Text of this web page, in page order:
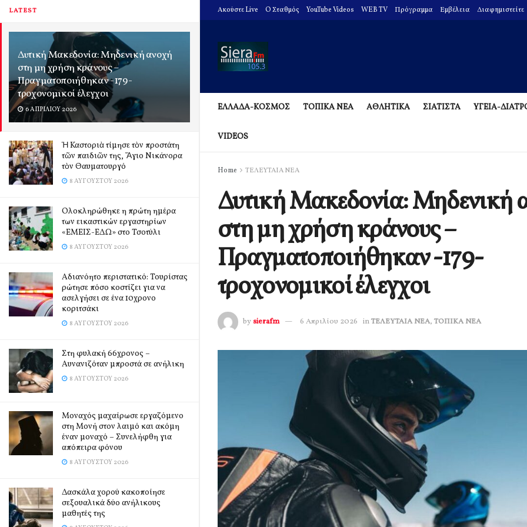
LATEST
Δυτική Μακεδονία: Μηδενική ανοχή
στη μη χρήση κράνους –
Πραγματοποιήθηκαν -179-
τροχονομικοί έλεγχοι
6 ΑΠΡΙΛΊΟΥ 2026
Ἡ Καστοριὰ τίμησε τὸν προστάτη
τῶν παιδιῶν της, Ἅγιο Νικάνορα
τὸν Θαυματουργό
8 ΑΥΓΟΎΣΤΟΥ 2026
Ολοκληρώθηκε η πρώτη ημέρα
των εικαστικών εργαστηρίων
«ΕΜΕΙΣ-ΕΔΩ» στο Τσοτύλι
8 ΑΥΓΟΎΣΤΟΥ 2026
Αδιανόητο περιστατικό: Τουρίστας
ρώτησε πόσο κοστίζει για να
ασελγήσει σε ένα 10χρονο
κοριτσάκι
8 ΑΥΓΟΎΣΤΟΥ 2026
Στη φυλακή 66χρονος –
Αυνανιζόταν μπροστά σε ανήλικη
8 ΑΥΓΟΎΣΤΟΥ 2026
Μοναχός μαχαίρωσε εργαζόμενο
στη Μονή στον λαιμό και ακόμη
έναν μοναχό – Συνελήφθη για
απόπειρα φόνου
8 ΑΥΓΟΎΣΤΟΥ 2026
Δασκάλα χορού κακοποίησε
σεξουαλικά δύο ανήλικους
μαθητές της
Ακούστε Live O Σταθμός YouTube Videos WEB TV Πρόγραμμα Εμβέλεια Διαφημιστείτε
ΕΛΛΑΔΑ-ΚΟΣΜΟΣ ΤΟΠΙΚΑ ΝΕΑ ΑΘΛΗΤΙΚΑ ΣΙΑΤΙΣΤΑ ΥΓΕΙΑ-
VIDEOS
Home ΤΕΛΕΥΤΑΙΑ ΝΕΑ
Δυτική Μακεδονία: Μηδενική
στη μη χρήση κράνους –
Πραγματοποιήθηκαν -179-
τροχονομικοί έλεγχοι
by sierafm 6 Απριλίου 2026 inΤΕΛΕΥΤΑΙΑ ΝΕΑ, ΤΟΠΙΚΑ ΝΕΑ